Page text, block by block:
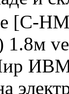
[C-
ИВМ